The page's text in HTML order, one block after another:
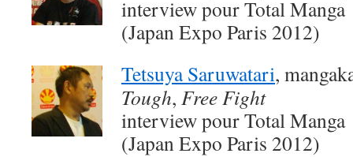
interview pour Total Manga
(Japan Expo Paris 2012)
Tetsuya Saruwatari,
Tough, Free Fight
interview pour Total Manga
(Japan Expo Paris 2012)